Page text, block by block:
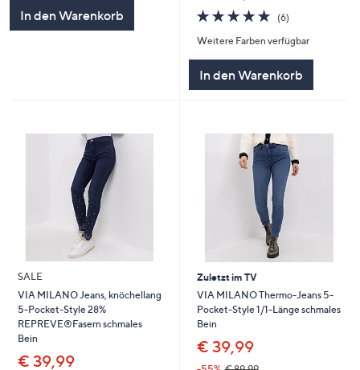
In den Warenkorb
4.8
von
5
(6)6
Weitere Farben verfügbar
In den Warenkorb
SALE
VIA MILANO Jeans, knöchellang
5-Pocket-Style 28%
REPREVE®Fasern schmales
Bein
€ 39,99
Zuletzt im TV
VIA MILANO Thermo-Jeans 5-
Pocket-Style 1/1-Länge schmales
Bein
€ 39,99